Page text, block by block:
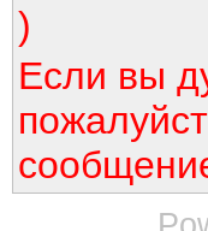
)
Если вы